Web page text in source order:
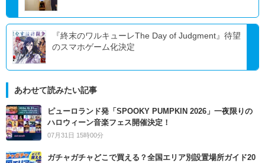
『終末のワルキューレThe Day of Judgment』待望
のスマホゲーム化決定
あわせて読みたい記事
ピューロランド発「SPOOKY PUMPKIN 2026」一夜限りの
ハロウィーン音楽フェス開催決定！
07月31日 15時00分
ガチャガチャどこで買える？全国エリア別設置場所ガイド20